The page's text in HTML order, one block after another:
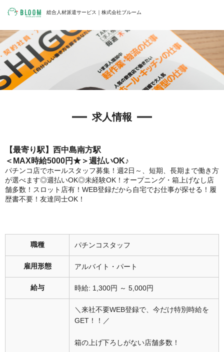
総合人材派遣サービス｜株式会社ブルーム
求人情報
【最寄り駅】西中島南方駅
＜MAX時給5000円★＞週払いOK♪
パチンコ店でホールスタッフ募集！週2日～、短期、長期まで働き方
が選べます◎週払いOK◎未経験OK！オープニング・箱上げなし店
舗多数！スロット店有！WEB登録だから自宅でお仕事が探せる！履
歴書不要！友達同士OK！
職種 パチンコスタッフ
雇用形態 アルバイト・パート
給与 時給: 1,300円 ～ 5,000円
＼来社不要WEB登録で、今だけ特別時給を
GET！！／
箱の上げ下ろしがない店舗多数！